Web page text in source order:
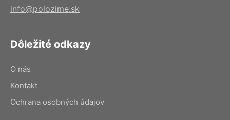
info@polozime.sk
Dôležité odkazy
O nás
Kontakt
Ochrana osobných údajov